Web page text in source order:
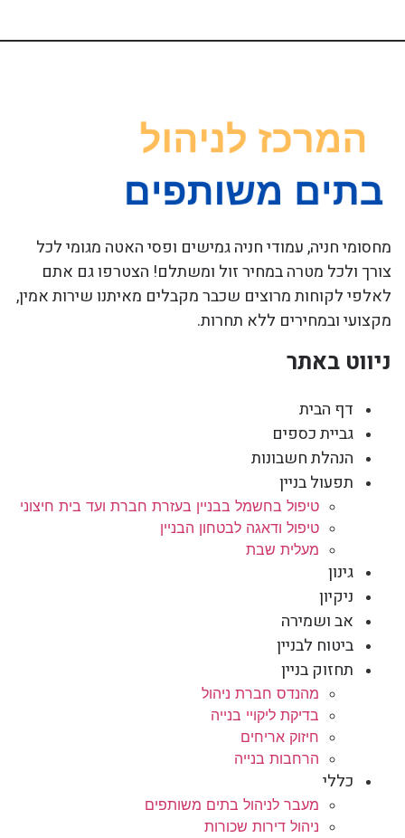
מחסומי חניה, עמודי חניה גמישים ופסי האטה מגומי לכל
צורך ולכל מטרה במחיר זול ומשתלם! הצטרפו גם אתם
לאלפי לקוחות מרוצים שכבר מקבלים מאיתנו שירות אמין,
מקצועי ובמחירים ללא תחרות.
ניווט באתר
דף הבית
גביית כספים
הנהלת חשבונות
תפעול בניין
טיפול בחשמל בבניין בעזרת חברת ועד בית חיצוני
טיפול ודאגה לבטחון הבניין
מעלית שבת
גינון
ניקיון
אב ושמירה
ביטוח לבניין
תחזוק בניין
מהנדס חברת ניהול
בדיקת ליקויי בנייה
חיזוק אריחים
הרחבות בנייה
כללי
מעבר לניהול בתים משותפים
ניהול דירות שכורות